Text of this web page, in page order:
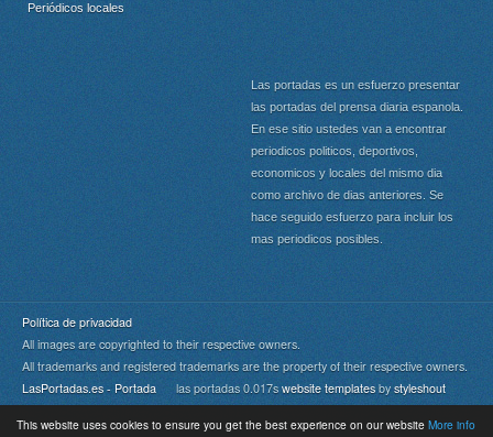
This website uses cookies to ensure you get the best experience on our website More info
Periódicos locales
Las portadas es un esfuerzo presentar
las portadas del prensa diaria espanola.
En ese sitio ustedes van a encontrar
periodicos politicos, deportivos,
economicos y locales del mismo dia
como archivo de dias anteriores. Se
hace seguido esfuerzo para incluir los
mas periodicos posibles.
Política de privacidad
All images are copyrighted to their respective owners.
All trademarks and registered trademarks are the property of their respective owners.
LasPortadas.es - Portada las portadas 0.017s website templates by styleshout